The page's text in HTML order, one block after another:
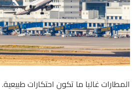
المطارات غالبا ما تكون احتكارات طبيعية.